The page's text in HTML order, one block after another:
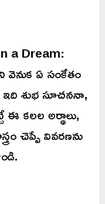
a Dream:
ఏ సంకేతం
ఇది శుభ సూచననా,
ఈ కలల అర్థాలు,
చెప్పే వివరణను